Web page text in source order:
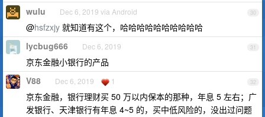
30
wulu Dec 6, 2019 via Android
@hsfzxjy 就知道有这个，哈哈哈哈哈哈哈哈哈哈
31
lycbug666 Dec 6, 2019
京东金融小银行的产品
32
V88 Dec 6, 2019 1
京东金融，银行理财买 50 万以内保本的那种，年息 5 左右；广
发银行、天津银行有年息 4~5 的，买中低风险的，没出过问题